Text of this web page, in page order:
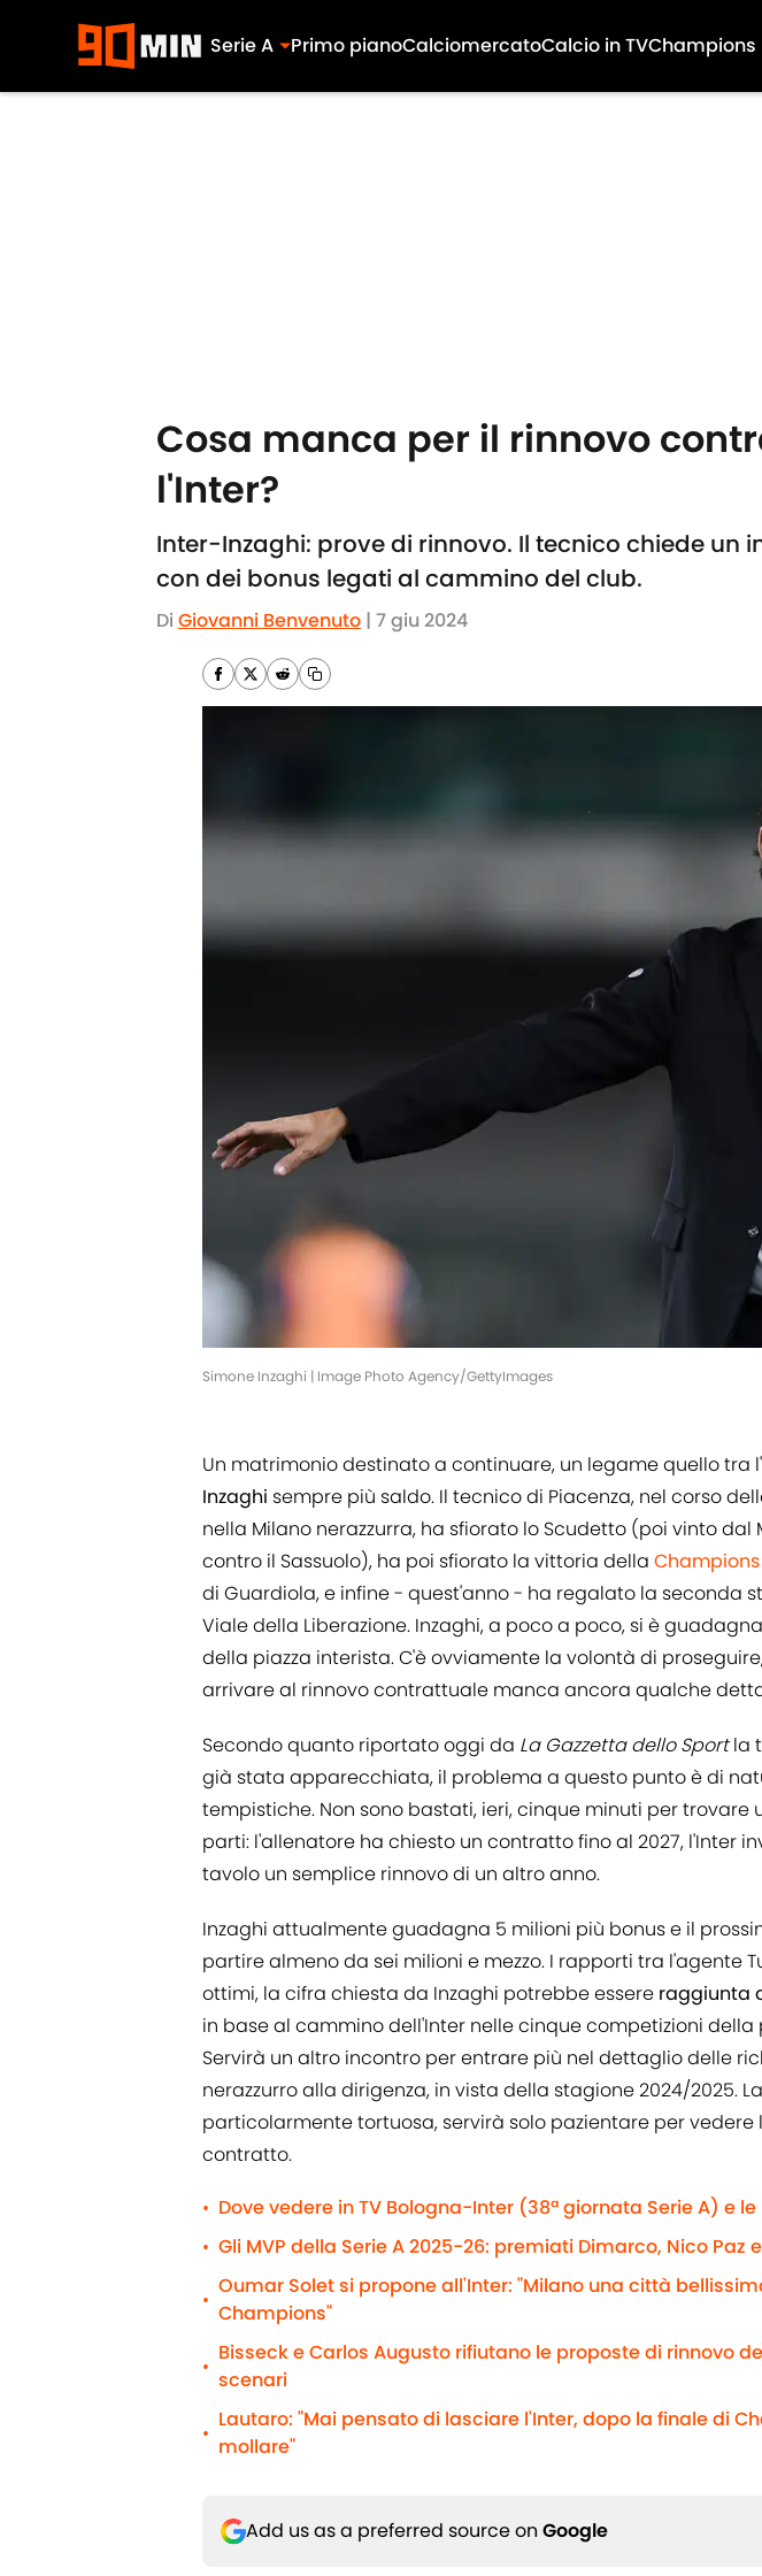
Serie A Primo pianoCalciomercatoCalcio in TVChampions
Cosa manca per il rinnovo
l'Inter?
Inter-Inzaghi: prove di rinnovo. Il tecnico chiede
con dei bonus legati al cammino del club.
Di Giovanni Benvenuto | 7 giu 2024
Simone Inzaghi | Image Photo Agency/GettyImages
Un matrimonio destinato a continuare, un legame quello tra l'
Inzaghi sempre più saldo. Il tecnico di Piacenza, nel corso
nella Milano nerazzurra, ha sfiorato lo Scudetto (poi vinto dal
contro il Sassuolo), ha poi sfiorato la vittoria della
di Guardiola, e infine - quest'anno - ha regalato la seconda
Viale della Liberazione. Inzaghi, a poco a poco, si è
della piazza interista. C'è ovviamente la volontà di
arrivare al rinnovo contrattuale manca ancora qualche
Secondo quanto riportato oggi da La Gazzetta dello Sportla
già stata apparecchiata, il problema a questo punto è di
tempistiche. Non sono bastati, ieri, cinque minuti per trovare
parti: l'allenatore ha chiesto un contratto fino al 2027, l'Inter
tavolo un semplice rinnovo di un altro anno.
Inzaghi attualmente guadagna 5 milioni più bonus e il
partire almeno da sei milioni e mezzo. I rapporti tra l'agente
ottimi, la cifra chiesta da Inzaghi potrebbe essere raggiunta
in base al cammino dell'Inter nelle cinque competizioni della
Servirà un altro incontro per entrare più nel dettaglio delle
nerazzurro alla dirigenza, in vista della stagione 2024/2025.
particolarmente tortuosa, servirà solo pazientare per vedere
contratto.
• Dove vedere in TV Bologna-Inter (38ª giornata Serie A) e
• Gli MVP della Serie A 2025-26: premiati Dimarco, Nico Paz
•
Oumar Solet si propone all'Inter: "Milano una città
Champions"
•
Bisseck e Carlos Augusto rifiutano le proposte di rinnovo
scenari
•
Lautaro: "Mai pensato di lasciare l'Inter, dopo la finale di
mollare"
Add us as a preferred source on Google